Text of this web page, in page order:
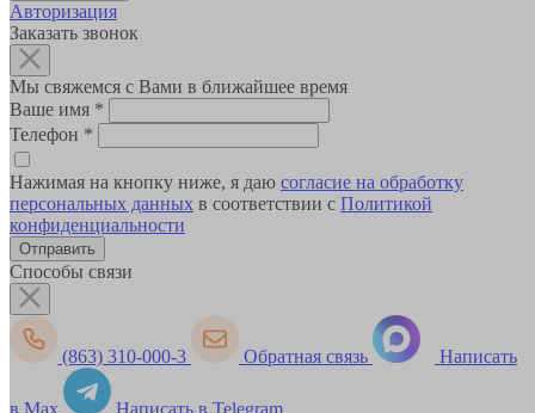
Авторизация
Заказать звонок
Мы свяжемся с Вами в ближайшее время
Ваше имя *
Телефон *
Нажимая на кнопку ниже, я даю согласие на обработку
персональных данных в соответствии с Политикой
конфиденциальности
Способы связи
(863) 310-000-3 Обратная связь Написать